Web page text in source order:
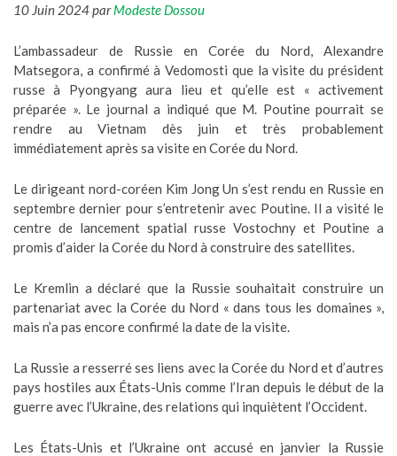
10 Juin 2024 parModeste Dossou
L’ambassadeur de Russie en Corée du Nord, Alexandre
Matsegora, a confirmé à Vedomosti que la visite du président
russe à Pyongyang aura lieu et qu’elle est « activement
préparée ». Le journal a indiqué que M. Poutine pourrait se
rendre au Vietnam dès juin et très probablement
immédiatement après sa visite en Corée du Nord.
Le dirigeant nord-coréen Kim Jong Un s’est rendu en Russie en
septembre dernier pour s’entretenir avec Poutine. Il a visité le
centre de lancement spatial russe Vostochny et Poutine a
promis d’aider la Corée du Nord à construire des satellites.
Le Kremlin a déclaré que la Russie souhaitait construire un
partenariat avec la Corée du Nord « dans tous les domaines »,
mais n’a pas encore confirmé la date de la visite.
La Russie a resserré ses liens avec la Corée du Nord et d’autres
pays hostiles aux États-Unis comme l’Iran depuis le début de la
guerre avec l’Ukraine, des relations qui inquiètent l’Occident.
Les États-Unis et l’Ukraine ont accusé en janvier la Russie